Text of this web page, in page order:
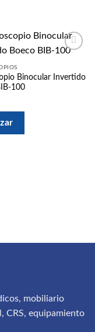
lista
Binocular Invertido
100
mobiliario
CRS, equipamiento